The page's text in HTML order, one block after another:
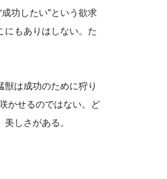
功したい”という欲求
にもありはしない。た
獣は成功のために狩り
かせるのではない。ど
しさがある。